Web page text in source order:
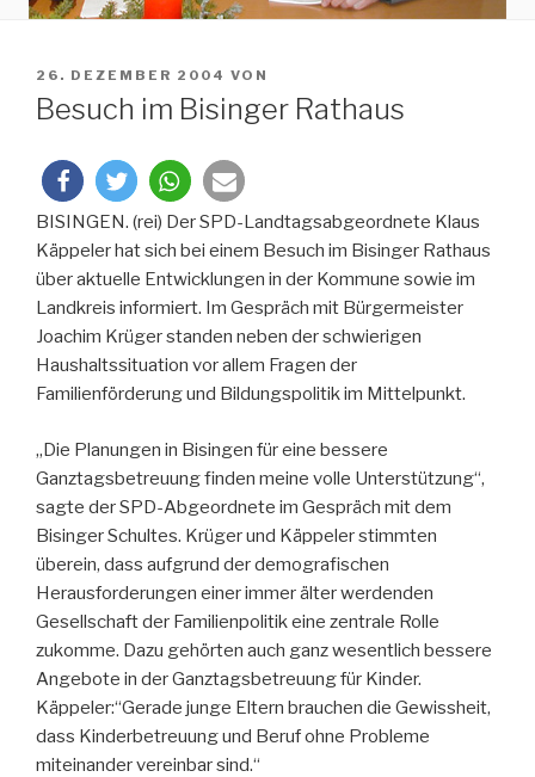
VERÖFFENTLICHT
AM
26. DEZEMBER 2004 VON
Besuch im Bisinger Rathaus
BISINGEN. (rei) Der SPD-Landtagsabgeordnete Klaus
Käppeler hat sich bei einem Besuch im Bisinger Rathaus
über aktuelle Entwicklungen in der Kommune sowie im
Landkreis informiert. Im Gespräch mit Bürgermeister
Joachim Krüger standen neben der schwierigen
Haushaltssituation vor allem Fragen der
Familienförderung und Bildungspolitik im Mittelpunkt.
„Die Planungen in Bisingen für eine bessere
Ganztagsbetreuung finden meine volle Unterstützung“,
sagte der SPD-Abgeordnete im Gespräch mit dem
Bisinger Schultes. Krüger und Käppeler stimmten
überein, dass aufgrund der demografischen
Herausforderungen einer immer älter werdenden
Gesellschaft der Familienpolitik eine zentrale Rolle
zukomme. Dazu gehörten auch ganz wesentlich bessere
Angebote in der Ganztagsbetreuung für Kinder.
Käppeler:“Gerade junge Eltern brauchen die Gewissheit,
dass Kinderbetreuung und Beruf ohne Probleme
miteinander vereinbar sind.“